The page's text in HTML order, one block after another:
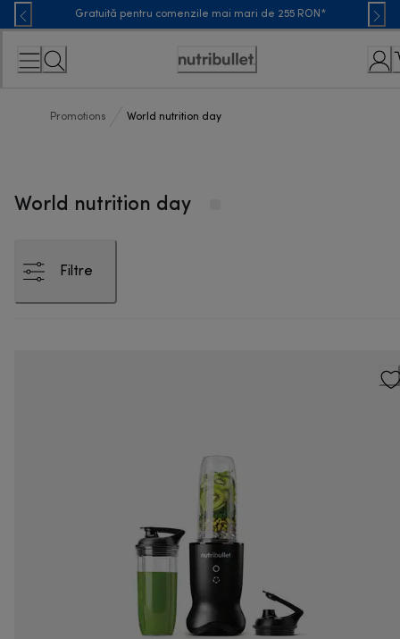
Skip
to
Content
Gratuită pentru comenzile mai mari de 255 RON*
Accessibility
Promotions World nutrition day
World nutrition day
Filtre